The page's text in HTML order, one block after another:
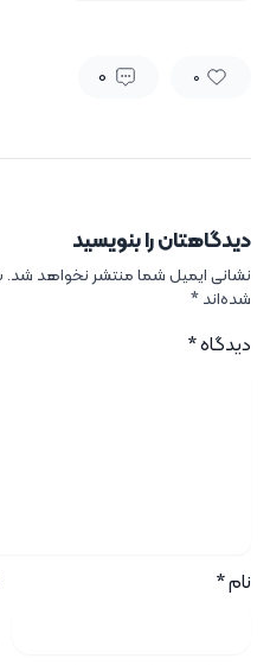
0
0
دیدگاهتان را بنویسید
نشانی ایمیل شما منتشر نخواهد شد.
شده‌اند*
دیدگاه*
نام*